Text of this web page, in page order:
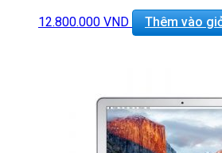
Khe cắm: Dual USB 3.0
Thiết bị nghe nhìn: 720p
Miễn phí vận chuyển trên
Miễn phí hỗ trợ cài đặt phần
12.800.000 VND Thêm vào